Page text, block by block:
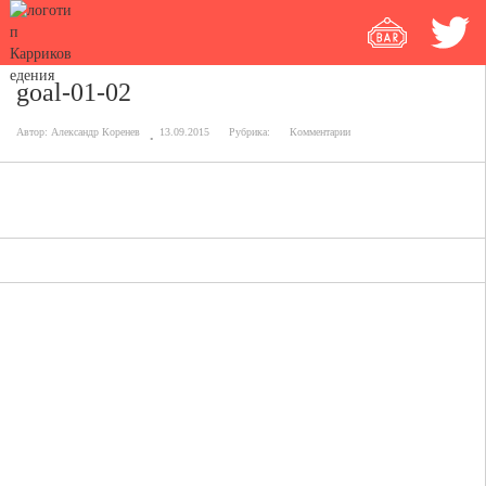
goal-01-02
Автор: Александр Коренев 13.09.2015 Рубрика: Комментарии